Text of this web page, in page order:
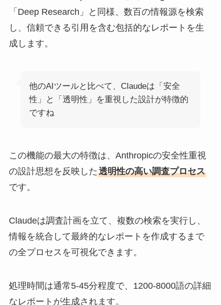
「Deep Research」と同様、数百の情報源を検索
し、信頼できる引用を含む包括的なレポートを生
成します。
他のAIツールと比べて、Claudeは「安全
性」と「透明性」を重視した設計が特徴的
ですね
この機能の最大の特徴は、Anthropicの安全性重視
の設計思想を反映した透明性の高い調査プロセス
です。
Claudeは調査計画を立て、複数の検索を実行し、
情報を統合して最終的なレポートを作成するまで
の全プロセスを可視化できます。
処理時間は通常5-45分程度で、1200-8000語の詳細
なレポートが生成されます。